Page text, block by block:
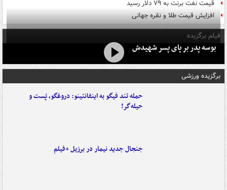
قیمت نفت برنت به ۷۹ دلار رسید
افزایش قیمت طلا و نقره جهانی
فیلم برگزیده
بوسه‌ پدر بر پای پسر شهیدش
برگزیده ورزشی
حمله تند فیگو به اینفانتینو: دروغگو، پَست‌ و
حیله‌گر!
جنجال جدید نیمار در برزیل +فیلم